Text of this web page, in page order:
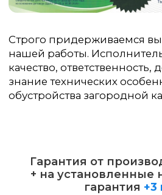
Гарантия от
+ на установленные
гарантия +3